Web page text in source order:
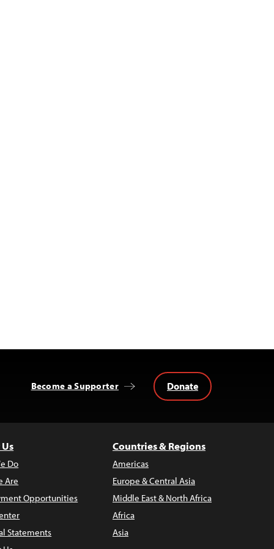
Become a Supporter Donate
Do
Are
Opportunities
Statements
Countries & Regions
Americas
Europe & Central Asia
Middle East & North Africa
Africa
Asia